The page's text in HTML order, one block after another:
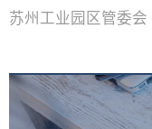
苏州工业园区管委会